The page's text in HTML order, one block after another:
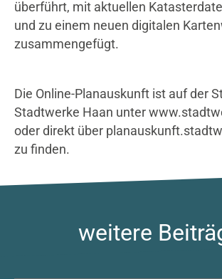
überführt, mit aktuellen
und zu einem neuen digitalen
zusammengefügt.
Die Online-Planauskunft ist auf der
Stadtwerke Haan unter
oder direkt über
zu finden.
weitere